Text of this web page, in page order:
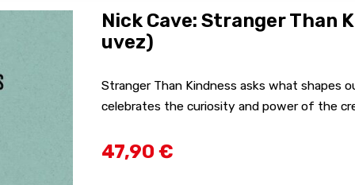
Nick Cave: Stranger Than
uvez)
Stranger Than Kindness asks what shapes
celebrates the curiosity and power of the
47,90 €